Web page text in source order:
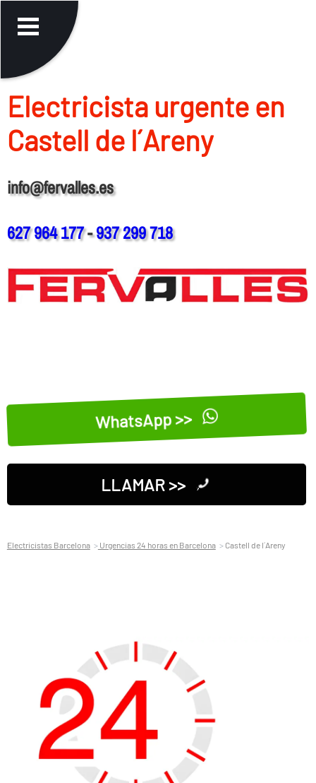
Electricista urgente en
Castell de l´Areny
info@fervalles.es
627 964 177-937 299 718
WhatsApp >>
LLAMAR >>
Electricistas Barcelona Urgencias 24 horas en Barcelona Castell de l´Areny